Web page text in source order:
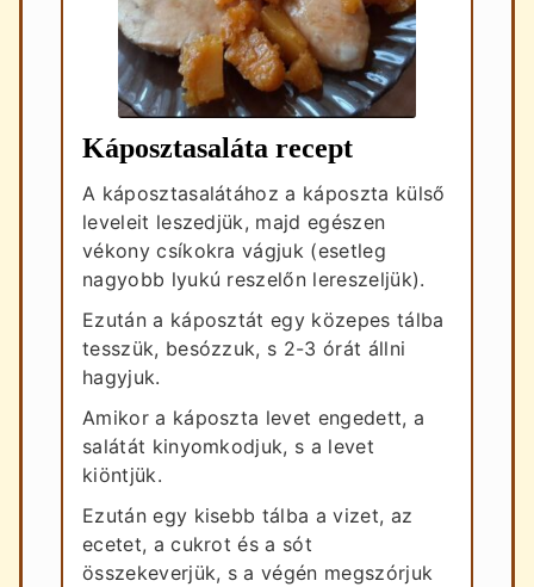
Káposztasaláta recept
A káposztasalátához a káposzta külső
leveleit leszedjük, majd egészen
vékony csíkokra vágjuk (esetleg
nagyobb lyukú reszelőn lereszeljük).
Ezután a káposztát egy közepes tálba
tesszük, besózzuk, s 2-3 órát állni
hagyjuk.
Amikor a káposzta levet engedett, a
salátát kinyomkodjuk, s a levet
kiöntjük.
Ezután egy kisebb tálba a vizet, az
ecetet, a cukrot és a sót
összekeverjük, s a végén megszórjuk